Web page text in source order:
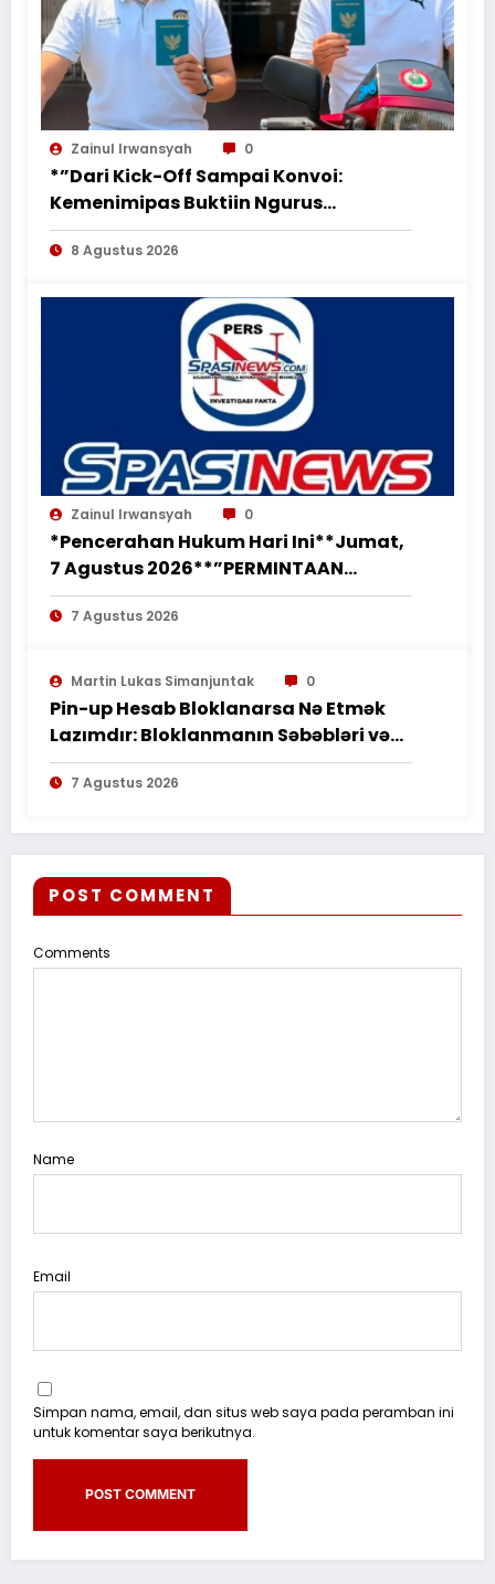
Zainul Irwansyah 0
*”Dari Kick-Off Sampai Konvoi:
Kemenimipas Buktiin Ngurus
Dokumen Nggak Harus Ribet &
Boring”*
8 Agustus 2026
Zainul Irwansyah 0
*Pencerahan Hukum Hari Ini**Jumat,
7 Agustus 2026**”PERMINTAAN
PERUBAHAN PEKERJAAN SECARA LISAN
TIDAK MENGHAPUS KEWAJIBAN
PEKERJAAN SESUAI PERJANJIAN
TERTULIS”*
7 Agustus 2026
Martin Lukas Simanjuntak 0
Pin-up Hesab Bloklanarsa Nə Etmək
Lazımdır: Bloklanmanın Səbəbləri və
Tədbirləri
7 Agustus 2026
POST COMMENT
Comments
Name
Email
Simpan nama, email, dan situs web saya pada peramban ini
untuk komentar saya berikutnya.